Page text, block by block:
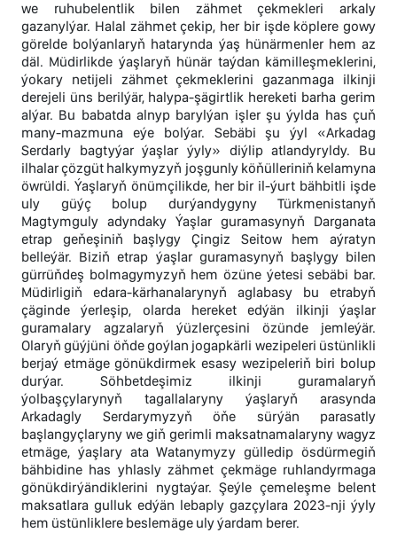
we ruhubelentlik bilen zähmet çekmekleri arkaly
gazanylýar. Halal zähmet çekip, her bir işde köplere gowy
görelde bolýanlaryň hatarynda ýaş hünärmenler hem az
däl. Müdirlikde ýaşlaryň hünär taýdan kämilleşmeklerini,
ýokary netijeli zähmet çekmeklerini gazanmaga ilkinji
derejeli üns berilýär, halypa-şägirtlik hereketi barha gerim
alýar. Bu babatda alnyp barylýan işler şu ýylda has çuň
many-mazmuna eýe bolýar. Sebäbi şu ýyl «Arkadag
Serdarly bagtyýar ýaşlar ýyly» diýlip atlandyryldy. Bu
ilhalar çözgüt halkymyzyň joşgunly köňülleriniň kelamyna
öwrüldi. Ýaşlaryň önümçilikde, her bir il-ýurt bähbitli işde
uly güýç bolup durýandygyny Türkmenistanyň
Magtymguly adyndaky Ýaşlar guramasynyň Darganata
etrap geňeşiniň başlygy Çingiz Seitow hem aýratyn
belleýär. Biziň etrap ýaşlar guramasynyň başlygy bilen
gürrüňdeş bolmagymyzyň hem özüne ýetesi sebäbi bar.
Müdirligiň edara-kärhanalarynyň aglabasy bu etrabyň
çäginde ýerleşip, olarda hereket edýän ilkinji ýaşlar
guramalary agzalaryň ýüzlerçesini özünde jemleýär.
Olaryň güýjüni öňde goýlan jogapkärli wezipeleri üstünlikli
berjaý etmäge gönükdirmek esasy wezipeleriň biri bolup
durýar. Söhbetdeşimiz ilkinji guramalaryň
ýolbaşçylarynyň tagallalaryny ýaşlaryň arasynda
Arkadagly Serdarymyzyň öňe sürýän parasatly
başlangyçlaryny we giň gerimli maksatnamalaryny wagyz
etmäge, ýaşlary ata Watanymyzy gülledip ösdürmegiň
bähbidine has yhlasly zähmet çekmäge ruhlandyrmaga
gönükdirýändiklerini nygtaýar. Şeýle çemeleşme belent
maksatlara gulluk edýän lebaply gazçylara 2023-nji ýyly
hem üstünliklere beslemäge uly ýardam berer.